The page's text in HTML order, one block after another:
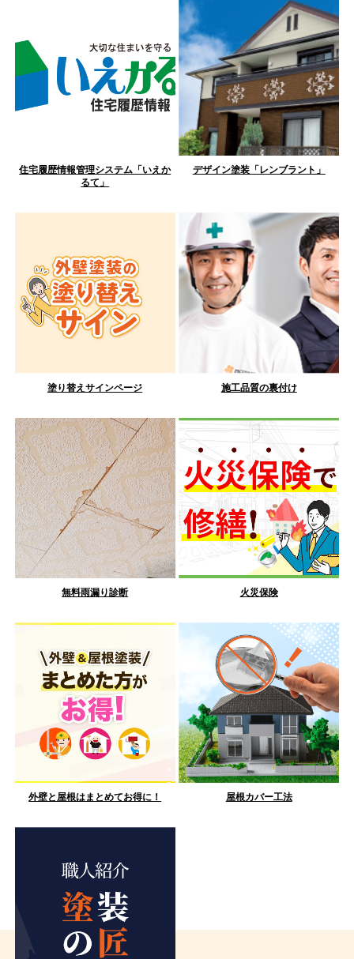
住宅履歴情報管理システム「いえか
るて」
デザイン塗装「レンブラント」
塗り替えサインページ 施工品質の裏付け
無料雨漏り診断 火災保険
外壁と屋根はまとめてお得に！ 屋根カバー工法